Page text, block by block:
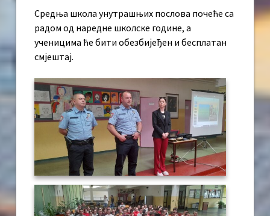
Средња школа унутрашњих послова почеће са
радом од наредне школске године, а
ученицима ће бити обезбијеђен и бесплатан
смјештај.